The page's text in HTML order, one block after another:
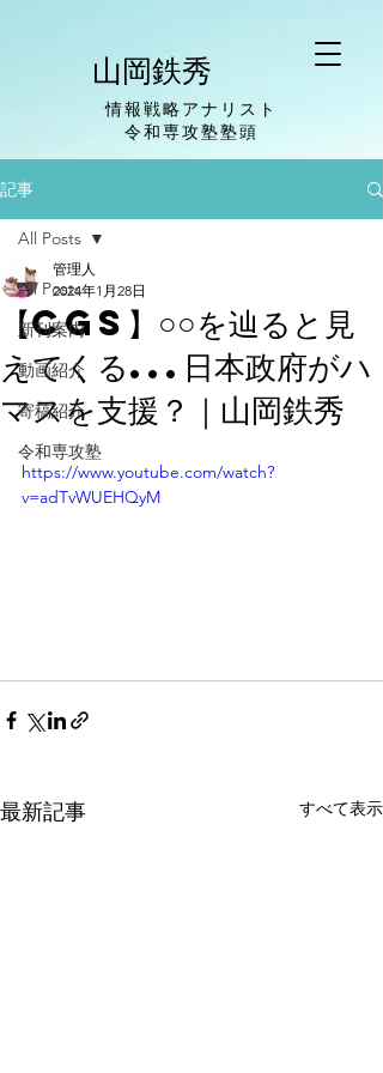
山岡鉄秀
情報戦略アナリスト
​令和専攻塾塾頭
記事
All Posts
新刊案内
動画紹介
寄稿紹介
令和専攻塾
All Posts
【CGS】○○を辿ると見
えてくる...日本政府がハ
マスを支援？｜山岡鉄秀
管理人
2024年1月28日
https://www.youtube.com/watch?
v=adTvWUEHQyM
最新記事 すべて表示